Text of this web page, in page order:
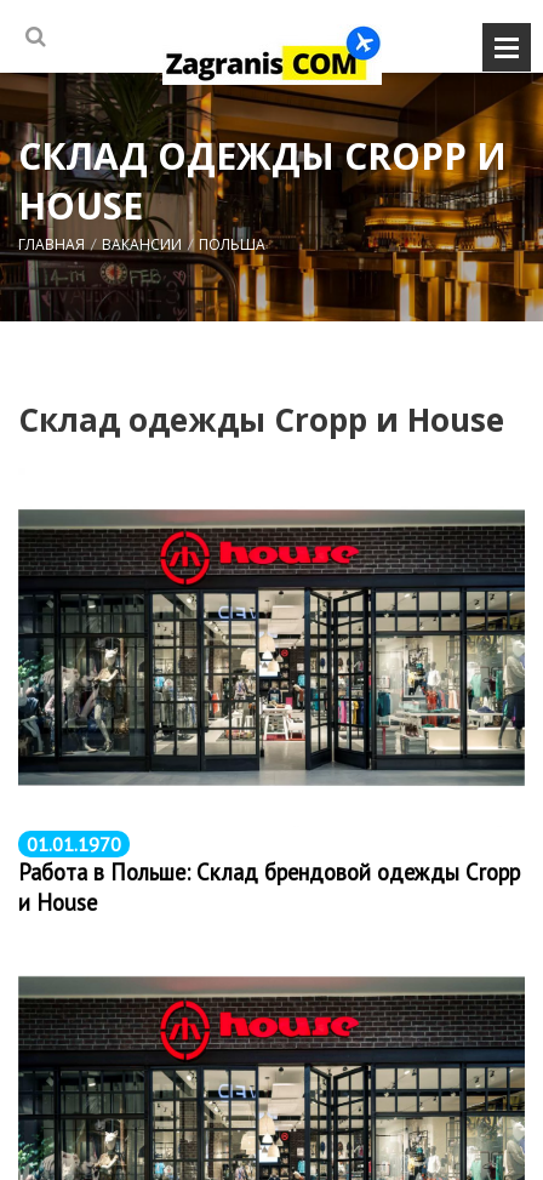
СКЛАД ОДЕЖДЫ CROPP И
HOUSE
ГЛАВНАЯ ВАКАНСИИ ПОЛЬША
Склад одежды Cropp и House
01.01.1970
Работа в Польше: Склад брендовой одежды Cropp
и House